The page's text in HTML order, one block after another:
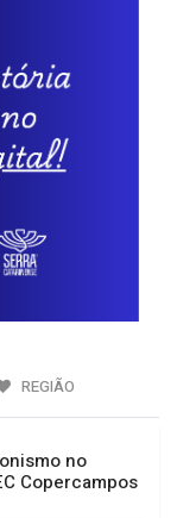
REGIÃO
no
Copercampos